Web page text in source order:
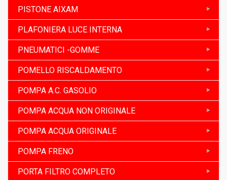
PISTONE AIXAM
PLAFONIERA LUCE INTERNA
PNEUMATICI -GOMME
POMELLO RISCALDAMENTO
POMPA A.C. GASOLIO
POMPA ACQUA NON ORIGINALE
POMPA ACQUA ORIGINALE
POMPA FRENO
PORTA FILTRO COMPLETO